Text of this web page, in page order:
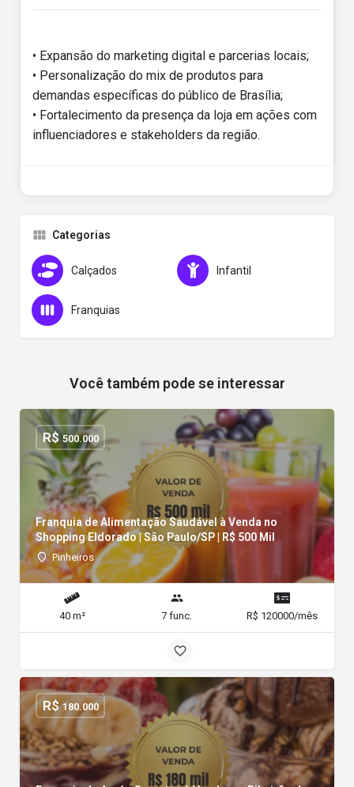
• Expansão do marketing digital e parcerias locais;
• Personalização do mix de produtos para
demandas específicas do público de Brasília;
• Fortalecimento da presença da loja em ações com
influenciadores e stakeholders da região.
Categorias
Calçados Infantil
Franquias
Você também pode se interessar
Franquia de Alimentação Saudável à Venda no
Shopping Eldorado | São Paulo/SP | R$ 500 Mil
Pinheiros
R$500.000
40 m² 7 func. R$ 120000/mês
R$180.000